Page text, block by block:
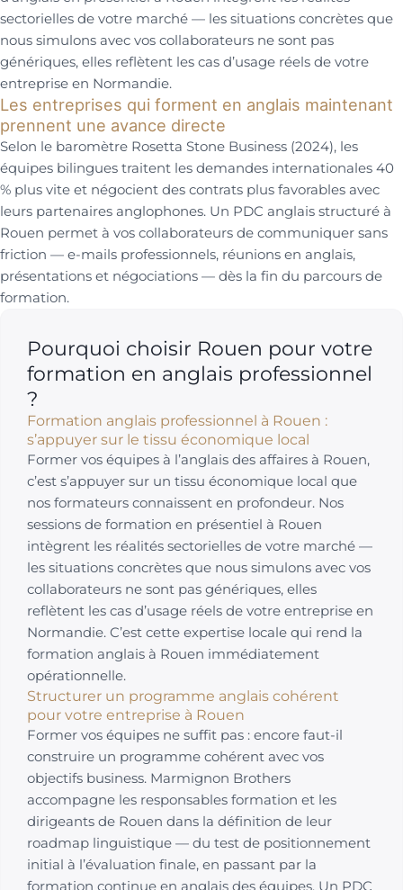
sectorielles de votre marché — les situations concrètes que
nous simulons avec vos collaborateurs ne sont pas
génériques, elles reflètent les cas d’usage réels de votre
entreprise en Normandie.
Les entreprises qui forment en anglais maintenant
prennent une avance directe
Selon le baromètre Rosetta Stone Business (2024), les
équipes bilingues traitent les demandes internationales 40
% plus vite et négocient des contrats plus favorables avec
leurs partenaires anglophones. Un PDC anglais structuré à
Rouen permet à vos collaborateurs de communiquer sans
friction — e-mails professionnels, réunions en anglais,
présentations et négociations — dès la fin du parcours de
formation.
Pourquoi choisir Rouen pour votre
formation en anglais professionnel
?
Formation anglais professionnel à Rouen :
s’appuyer sur le tissu économique local
Former vos équipes à l’anglais des affaires à Rouen,
c’est s’appuyer sur un tissu économique local que
nos formateurs connaissent en profondeur. Nos
sessions de formation en présentiel à Rouen
intègrent les réalités sectorielles de votre marché —
les situations concrètes que nous simulons avec vos
collaborateurs ne sont pas génériques, elles
reflètent les cas d’usage réels de votre entreprise en
Normandie. C’est cette expertise locale qui rend la
formation anglais à Rouen immédiatement
opérationnelle.
Structurer un programme anglais cohérent
pour votre entreprise à Rouen
Former vos équipes ne suffit pas : encore faut-il
construire un programme cohérent avec vos
objectifs business. Marmignon Brothers
accompagne les responsables formation et les
dirigeants de Rouen dans la définition de leur
roadmap linguistique — du test de positionnement
initial à l’évaluation finale, en passant par la
formation continue en anglais des équipes. Un PDC